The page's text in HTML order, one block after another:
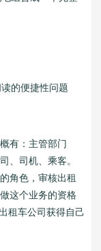
的便捷性问题
有：主管部门
、司机、乘客。
角色，审核出租
这个业务的资格
租车公司获得自己